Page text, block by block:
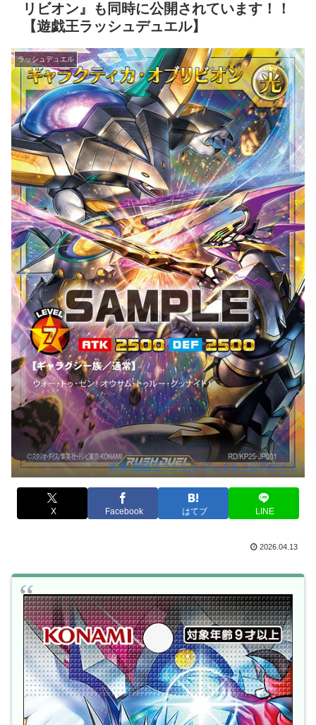
リビオン』も同時に公開されています！！
【遊戯王ラッシュデュエル】
ラッシュデュエル
出典:遊戯王ラッシュデュエル - 公式サイト
X Facebook はてブ LINE
2026.04.13